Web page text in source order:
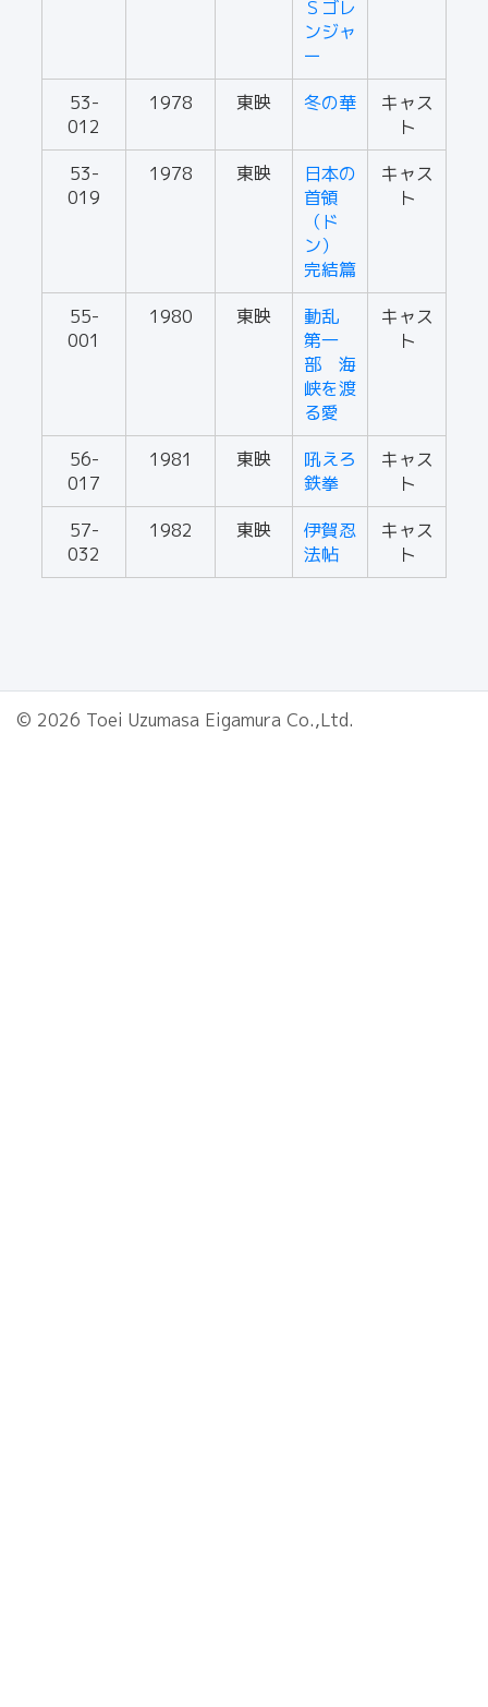
Ｓゴレ
ンジャ
ー
53-
012
1978 東映 冬の華
キャス
ト
53-
019
1978 東映
日本の
首領
（ド
ン）
完結篇
キャス
ト
55-
001
1980 東映
動乱
第一
部 海
峡を渡
る愛
キャス
ト
56-
017
1981 東映
吼えろ
鉄拳
キャス
ト
57-
032
1982 東映
伊賀忍
法帖
キャス
ト
© 2026 Toei Uzumasa Eigamura Co.,Ltd.